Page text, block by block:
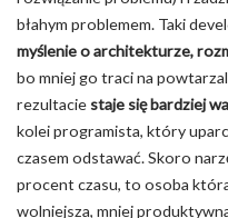
błahym problemem. Taki
myślenie o architekturze,
bo mniej go traci na
rezultacie staje się bardziej
kolei programista, który
czasem odstawać. Skoro
procent czasu, to osoba
wolniejsza, mniej